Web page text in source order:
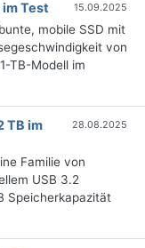
im Test 15.09.2025
mobile SSD mit
von
TB-Modell im
TB im
28.08.2025
Familie von
USB 3.2
Speicherkapazität